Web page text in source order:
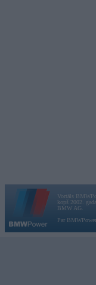
Vortāls
kopš 2002.
BMW AG.
Par BMWPower